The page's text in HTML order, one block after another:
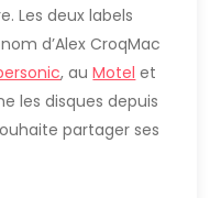
Les deux labels
d’Alex CroqMac
, auMotel et
les disques depuis
partager ses